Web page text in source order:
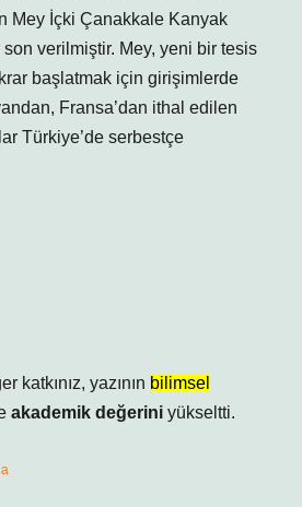
Mey İçki Çanakkale Kanyak
verilmiştir. Mey, yeni bir tesis
başlatmak için girişimlerde
Fransa’dan ithal edilen
Türkiye’de serbestçe
katkınız, yazının bilimsel
akademik değerini yükseltti.